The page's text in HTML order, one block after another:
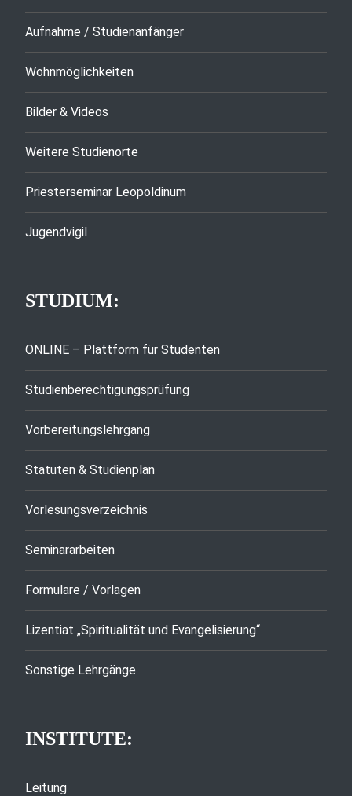
Aufnahme / Studienanfänger
Wohnmöglichkeiten
Bilder & Videos
Weitere Studienorte
Priesterseminar Leopoldinum
Jugendvigil
STUDIUM:
ONLINE – Plattform für Studenten
Studienberechtigungsprüfung
Vorbereitungslehrgang
Statuten & Studienplan
Vorlesungsverzeichnis
Seminararbeiten
Formulare / Vorlagen
Lizentiat „Spiritualität und Evangelisierung“
Sonstige Lehrgänge
INSTITUTE:
Leitung